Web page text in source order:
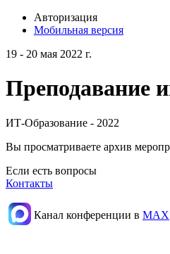
Авторизация
Мобильная версия
19 - 20 мая 2022 г.
Преподавание
ИТ-Образование - 2022
Вы просматриваете архив
Если есть вопросы
Контакты
Канал конференции в МАХ